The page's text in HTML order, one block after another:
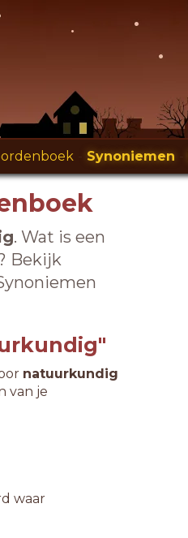
Synoniemen
. Wat is een
Bekijk
natuurkundig
van je
waar